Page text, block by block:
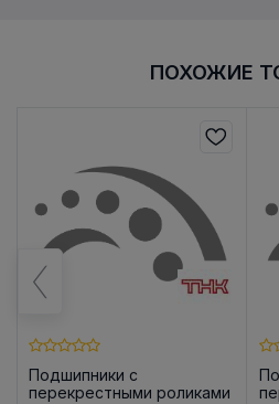
ПОХОЖИЕ
Подшипники с
перекрестными роликами